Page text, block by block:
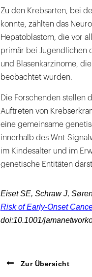
Zu den Krebsarten, bei
konnte, zählten das
Hepatoblastom, die vor
primär bei Jugendlichen
und Blasenkarzinome,
beobachtet wurden.
Die Forschenden stellen
Auftreten von
eine gemeinsame
innerhalb des Wnt-
im Kindesalter und im
genetische Entitäten
Eiset SE, Schraw J,
Risk of Early-Onset
doi:10.1001/
Zur Übersicht